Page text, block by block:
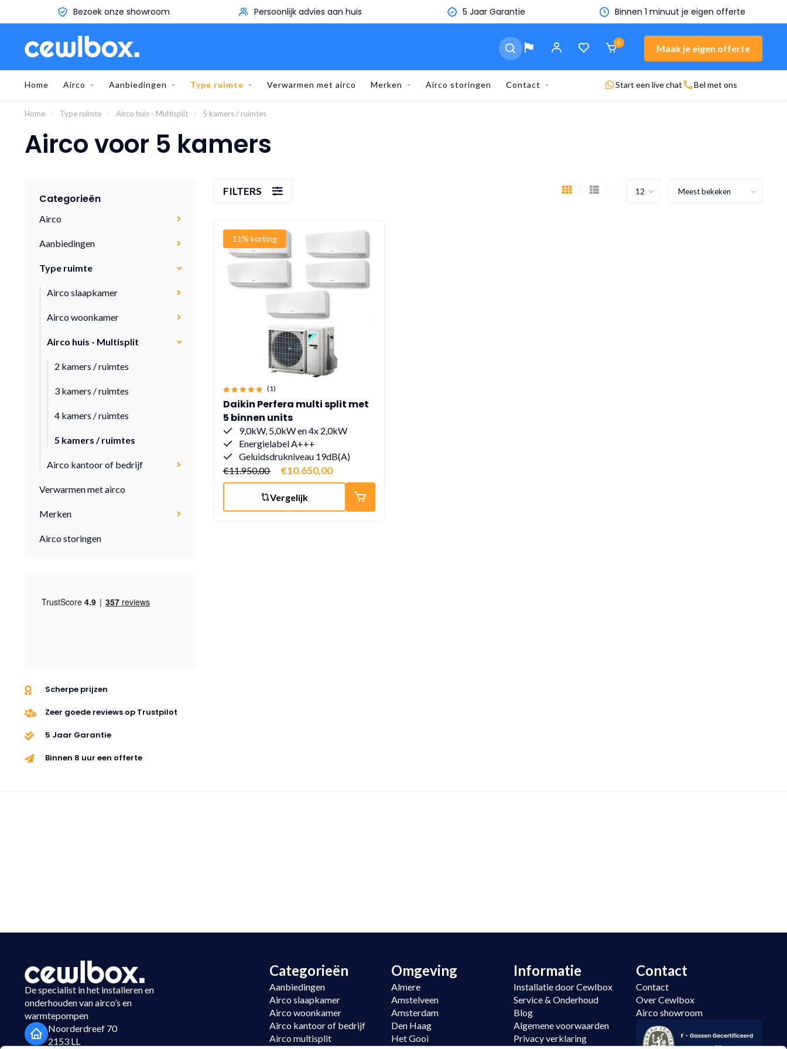
Persoonlijk advies aan huis 5 Jaar Garantie Binnen 1 minuut je eigen offerte
0 Maak je eigen offerte
Home Airco Aanbiedingen Type ruimte Verwarmen met airco Merken Airco storingen Contact Start een live chat Bel met ons
Home / Type ruimte / Airco huis - Multisplit / 5 kamers / ruimtes
Airco voor 5 kamers
Categorieën
Airco
Aanbiedingen
Type ruimte
Airco slaapkamer
Airco woonkamer
Airco huis - Multisplit
2 kamers / ruimtes
3 kamers / ruimtes
4 kamers / ruimtes
5 kamers / ruimtes
Airco kantoor of bedrijf
Verwarmen met airco
Merken
Airco storingen
Scherpe prijzen
Zeer goede reviews op Trustpilot
5 Jaar Garantie
Binnen 8 uur een offerte
FILTERS
11% korting
(1)
Daikin Perfera multi split met
5 binnen units
9,0kW, 5,0kW en 4x 2,0kW
Energielabel A+++
Geluidsdrukniveau 19dB(A)
€11.950,00
€10.650,00
Vergelijk
De specialist in het installeren en
onderhouden van airco’s en
warmtepompen
Noorderdreef 70
2153 LL
Categorieën
Aanbiedingen
Airco slaapkamer
Airco woonkamer
Airco kantoor of bedrijf
Airco multisplit
Omgeving
Almere
Amstelveen
Amsterdam
Den Haag
Het Gooi
Informatie
Installatie door Cewlbox
Service & Onderhoud
Blog
Algemene voorwaarden
Privacy verklaring
Contact
Contact
Over Cewlbox
Airco showroom